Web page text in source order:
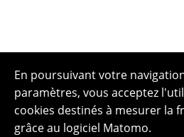
En poursuivant votre
paramètres, vous acceptez
cookies destinés à mesurer la
grâce au logiciel Matomo.